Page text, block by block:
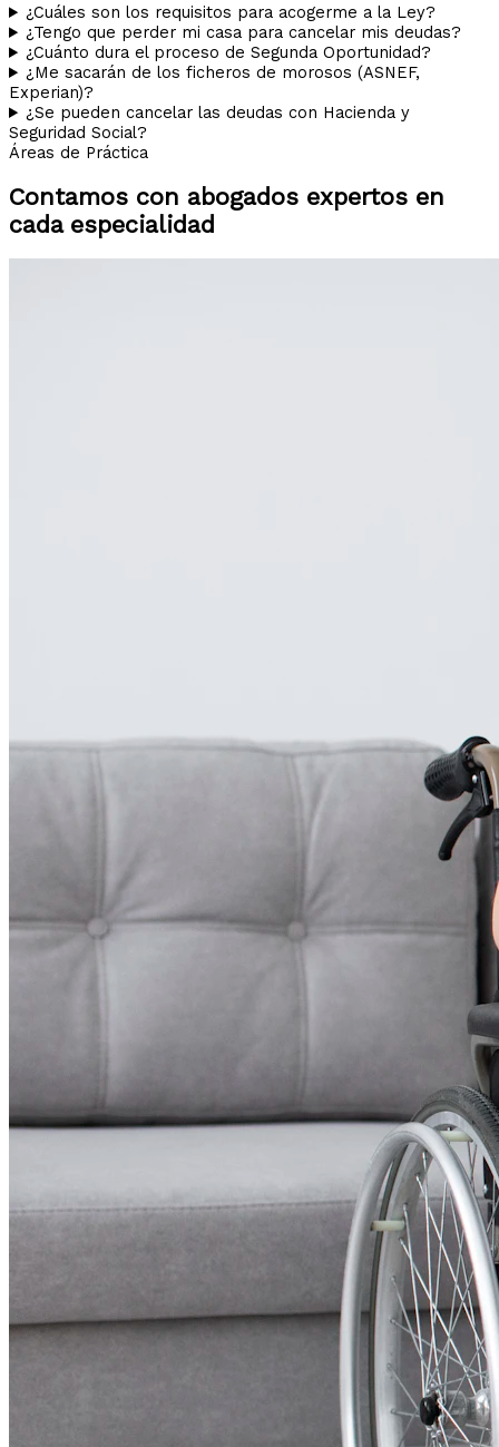
¿Cuáles son los requisitos para acogerme a la Ley?
¿Tengo que perder mi casa para cancelar mis deudas?
¿Cuánto dura el proceso de Segunda Oportunidad?
¿Me sacarán de los ficheros de morosos (ASNEF,
Experian)?
¿Se pueden cancelar las deudas con Hacienda y
Seguridad Social?
Áreas de Práctica
Contamos con abogados expertos en
cada especialidad